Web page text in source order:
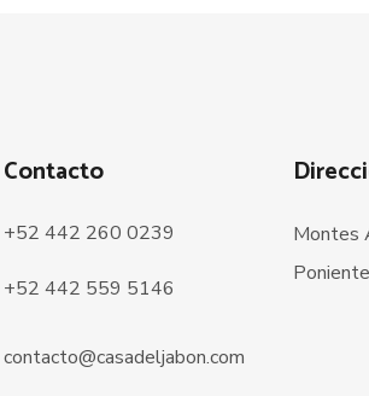
Contacto
+52 442 260 0239
+52 442 559 5146
contacto@casadeljabon.com
Montes